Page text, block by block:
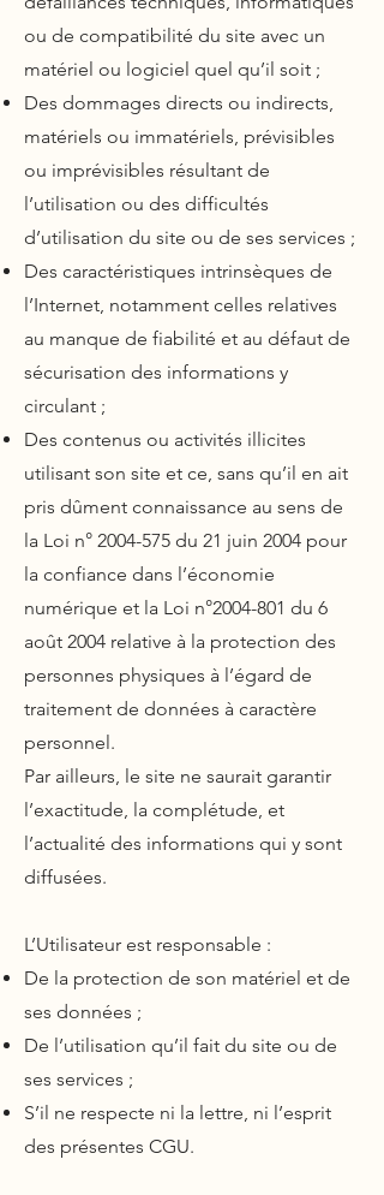
ou de compatibilité du site avec un
matériel ou logiciel quel qu’il soit ;
Des dommages directs ou indirects,
matériels ou immatériels, prévisibles
ou imprévisibles résultant de
l’utilisation ou des difficultés
d’utilisation du site ou de ses services ;
Des caractéristiques intrinsèques de
l’Internet, notamment celles relatives
au manque de fiabilité et au défaut de
sécurisation des informations y
circulant ;
Des contenus ou activités illicites
utilisant son site et ce, sans qu’il en ait
pris dûment connaissance au sens de
la Loi n° 2004-575 du 21 juin 2004 pour
la confiance dans l’économie
numérique et la Loi n°2004-801 du 6
août 2004 relative à la protection des
personnes physiques à l’égard de
traitement de données à caractère
personnel.
Par ailleurs, le site ne saurait garantir
l’exactitude, la complétude, et
l’actualité des informations qui y sont
diffusées.
L’Utilisateur est responsable :
De la protection de son matériel et de
ses données ;
De l’utilisation qu’il fait du site ou de
ses services ;
S’il ne respecte ni la lettre, ni l’esprit
des présentes CGU.